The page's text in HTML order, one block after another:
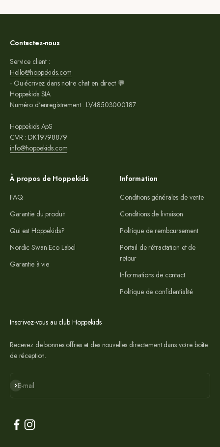
Contactez-nous
Service client :
Hello@hoppekids.com
- Ou écrivez dans notre chat en direct 💬
Hoppekids SIA
Numéro d'enregistrement : LV48503000187
Hoppekids ApS
CVR : DK19798879
info@hoppekids.com
À propos de Hoppekids
FAQ
Garantie du produit
Qui est Hoppekids?
Nordic Swan Eco Label
Garantie à vie
Information
Conditions générales de vente
Conditions de livraison
Politique de remboursement
Portail de rétractation et de
retour
Informations de contact
Politique de confidentialité
Inscrivez-vous au club Hoppekids
Recevez de bonnes offres et des nouvelles directement dans votre boîte
de réception.
E-mail
S'abonner